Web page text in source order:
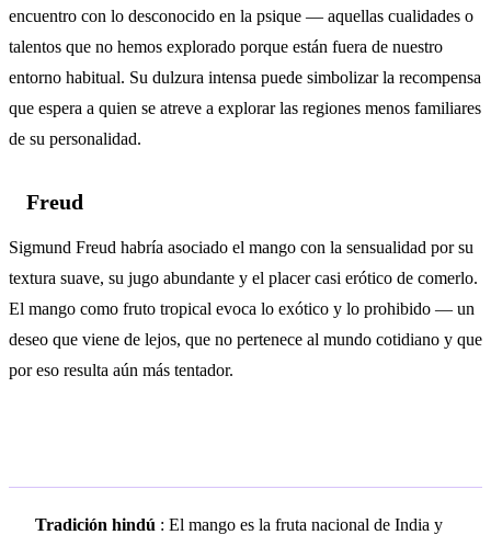
encuentro con lo desconocido en la psique — aquellas cualidades o
talentos que no hemos explorado porque están fuera de nuestro
entorno habitual. Su dulzura intensa puede simbolizar la recompensa
que espera a quien se atreve a explorar las regiones menos familiares
de su personalidad.
Freud
Sigmund Freud habría asociado el mango con la sensualidad por su
textura suave, su jugo abundante y el placer casi erótico de comerlo.
El mango como fruto tropical evoca lo exótico y lo prohibido — un
deseo que viene de lejos, que no pertenece al mundo cotidiano y que
por eso resulta aún más tentador.
Tradición hindú : El mango es la fruta nacional de India y